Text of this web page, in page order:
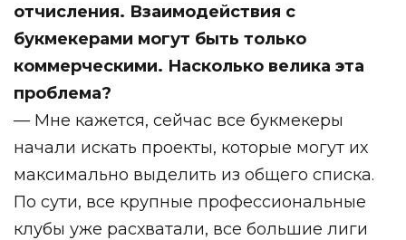
отчисления. Взаимодействия с
букмекерами могут быть только
коммерческими. Насколько велика эта
проблема?
— Мне кажется, сейчас все букмекеры
начали искать проекты, которые могут их
максимально выделить из общего списка.
По сути, все крупные профессиональные
клубы уже расхватали, все большие лиги